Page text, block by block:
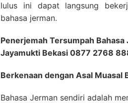
lulus ini dapat langsung
bahasa jerman.
Penerjemah Tersumpah
Jayamukti Bekasi 0877 2768
Berkenaan dengan Asal Muasal
Bahasa Jerman sendiri adalah